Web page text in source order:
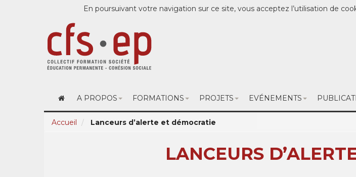
En poursuivant votre navigation sur ce site, vous acceptez l’utilisation de
A PROPOS FORMATIONS PROJETS EVÉNEMENTS
Accueil Lanceurs d’alerte et démocratie
LANCEURS